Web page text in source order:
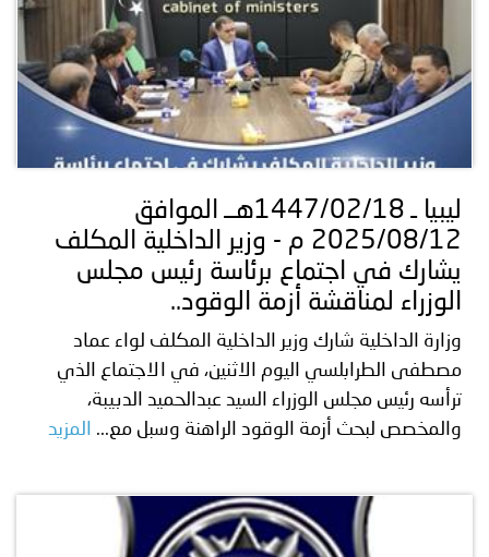
ليبيا ـ 1447/02/18هــ الموافق
2025/08/12 م - وزير الداخلية المكلف
يشارك في اجتماع برئاسة رئيس مجلس
الوزراء لمناقشة أزمة الوقود..
وزارة الداخلية شارك وزير الداخلية المكلف لواء عماد
مصطفى الطرابلسي اليوم الاثنين، في الاجتماع الذي
ترأسه رئيس مجلس الوزراء السيد عبدالحميد الدبيبة،
والمخصص لبحث أزمة الوقود الراهنة وسبل مع...
المزيد